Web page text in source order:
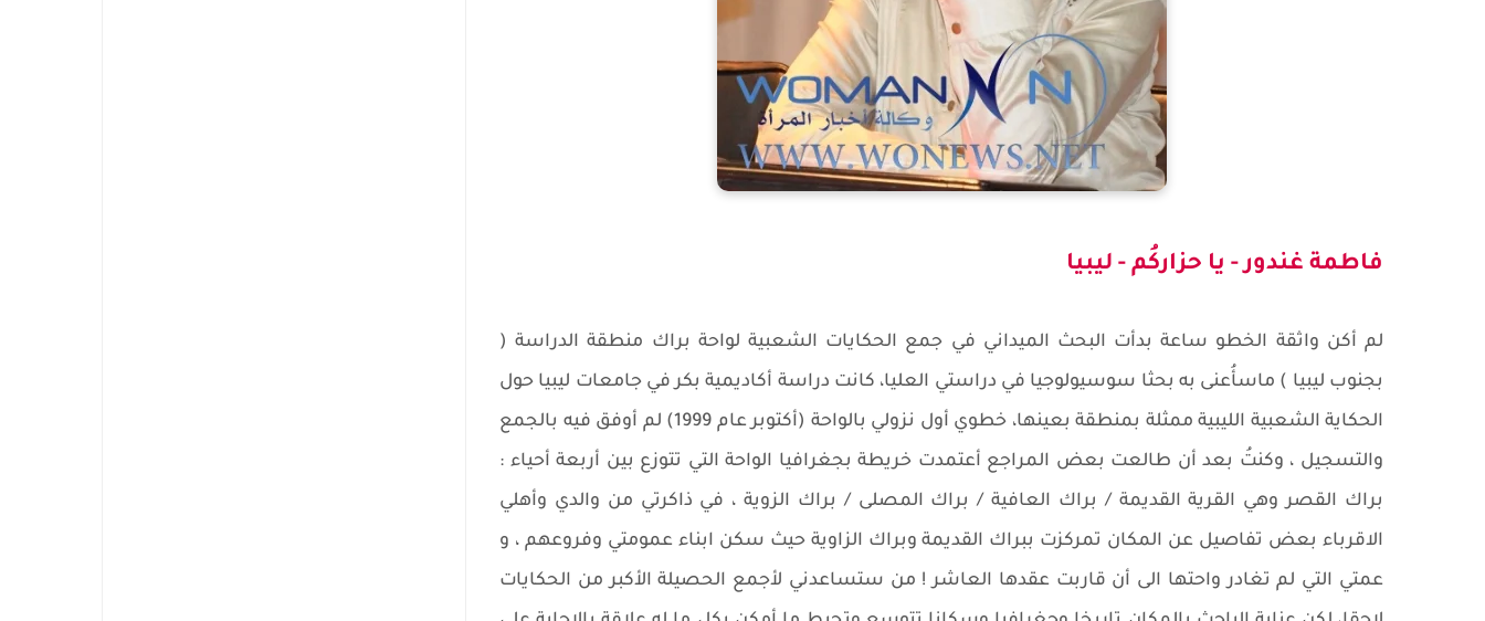
فاطمة غندور - يا حزاركُم - ليبيا
لم أكن واثقة الخطو ساعة بدأت البحث الميداني في جمع الحكايات الشعبية لواحة براك منطقة الدراسة (
بجنوب ليبيا ) ماسأُعنى به بحثا سوسيولوجيا في دراستي العليا، كانت دراسة أكاديمية بكر في جامعات ليبيا حول
الحكاية الشعبية الليبية ممثلة بمنطقة بعينها، خطوي أول نزولي بالواحة (أكتوبر عام 1999) لم أوفق فيه بالجمع
والتسجيل ، وكنتُ بعد أن طالعت بعض المراجع أعتمدت خريطة بجغرافيا الواحة التي تتوزع بين أربعة أحياء :
براك القصر وهي القرية القديمة / براك العافية / براك المصلى / براك الزوية ، في ذاكرتي من والدي وأهلي
الاقرباء بعض تفاصيل عن المكان تمركزت ببراك القديمة وبراك الزاوية حيث سكن ابناء عمومتي وفروعهم ، و
عمتي التي لم تغادر واحتها الى أن قاربت عقدها العاشر ! من ستساعدني لأجمع الحصيلة الأكبر من الحكايات